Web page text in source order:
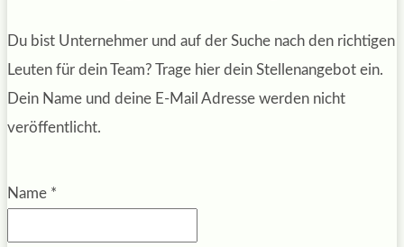
Du bist Unternehmer und auf der Suche nach den richtigen
Leuten für dein Team? Trage hier dein Stellenangebot ein.
Dein Name und deine E-Mail Adresse werden nicht
veröffentlicht.
Name *